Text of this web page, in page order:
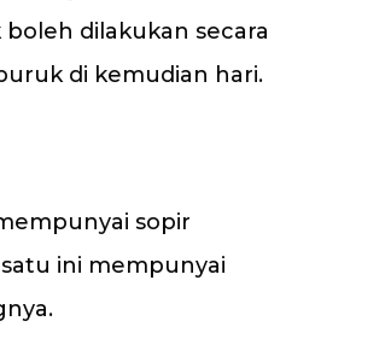
dilakukan secara
di kemudian hari.
sopir
ini mempunyai